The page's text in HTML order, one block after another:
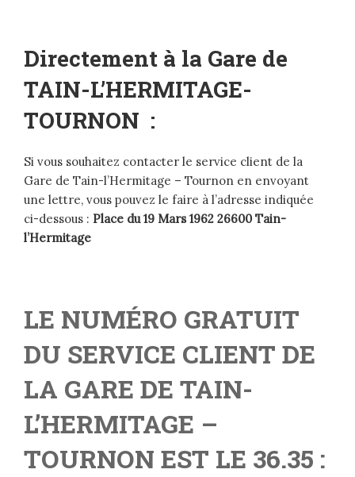
Directement à la Gare de
TAIN-L’HERMITAGE-
TOURNON :
Si vous souhaitez contacter le service client de la
Gare de Tain-l’Hermitage – Tournon en envoyant
une lettre, vous pouvez le faire à l’adresse indiquée
ci-dessous : Place du 19 Mars 1962 26600 Tain-
l’Hermitage
LE NUMÉRO GRATUIT
DU SERVICE CLIENT DE
LA GARE DE TAIN-
L’HERMITAGE –
TOURNON EST LE 36.35 :